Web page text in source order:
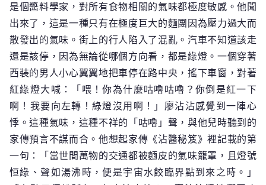
是個醬料學家，對所有食物相關的氣味都極度敏感。他聞
出來了，這是一種只有在極度巨大的麵團因為壓力過大而
散發出的氣味。街上的行人陷入了混亂。汽車不知道該走
還是該停，因為無論從哪個方向看，都是綠燈。一個穿著
西裝的男人小心翼翼地把車停在路中央，搖下車窗，對著
紅綠燈大喊：「喂！你為什麼咕嚕咕嚕？你倒是紅一下
啊！我要向左轉！綠燈沒用啊！」廖沾沾感覺到一陣心
悸。這種氣味，這種不祥的「咕嚕」聲，與他兒時聽到的
家傳預言不謀而合。他想起家傳《沾醬秘笈》裡記載的第
一句：「當世間萬物的交通都被麵皮的氣味籠罩，且燈號
恒綠、聲如湯沸時，便是宇宙水餃臨界點到來之時。」